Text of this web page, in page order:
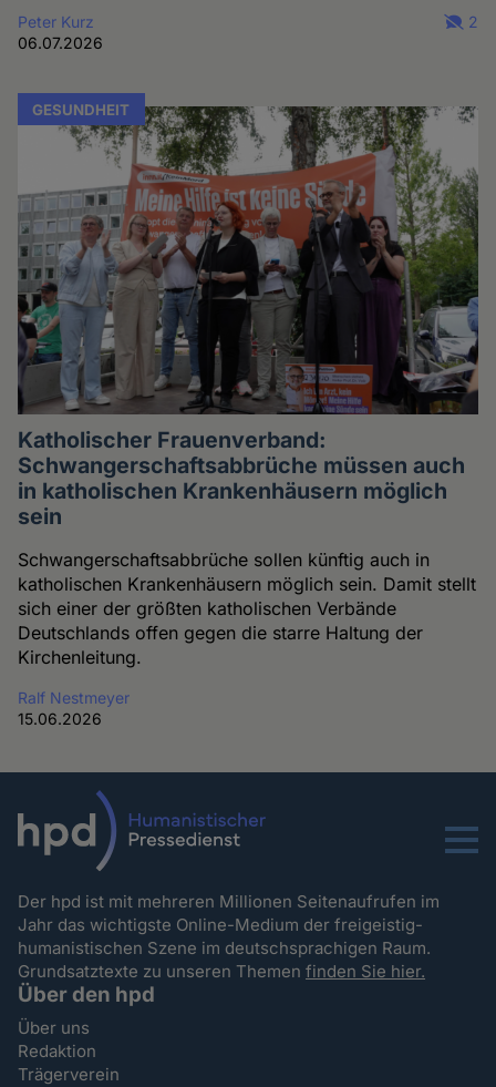
Peter Kurz
06.07.2026
2
GESUNDHEIT
Katholischer Frauenverband:
Schwangerschaftsabbrüche müssen auch
in katholischen Krankenhäusern möglich
sein
Schwangerschaftsabbrüche sollen künftig auch in
katholischen Krankenhäusern möglich sein. Damit stellt
sich einer der größten katholischen Verbände
Deutschlands offen gegen die starre Haltung der
Kirchenleitung.
Ralf Nestmeyer
15.06.2026
Menu
Der hpd ist mit mehreren Millionen Seitenaufrufen im
Jahr das wichtigste Online-Medium der freigeistig-
humanistischen Szene im deutschsprachigen Raum.
Grundsatztexte zu unseren Themenfinden Sie hier.
Über den hpd
Über uns
Redaktion
Trägerverein